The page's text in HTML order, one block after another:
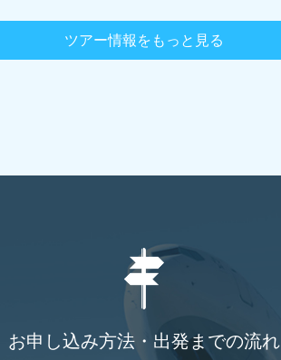
ツアー情報をもっと見る
お申し込み方法・出発までの流れ